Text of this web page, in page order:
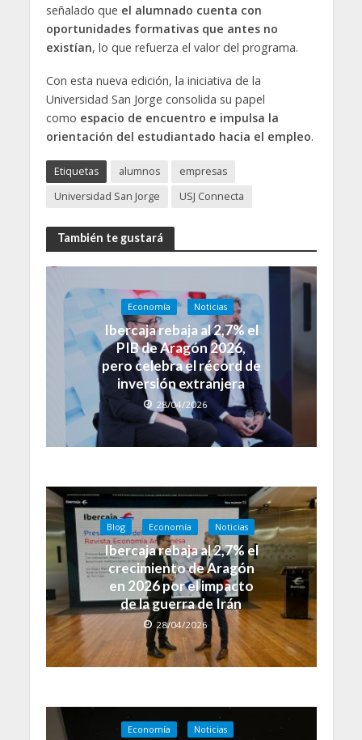
señalado que el alumnado cuenta con
oportunidades formativas que antes no
existían, lo que refuerza el valor del programa.
Con esta nueva edición, la iniciativa de la
Universidad San Jorge consolida su papel
como espacio de encuentro e impulsa la
orientación del estudiantado hacia el empleo.
Etiquetas alumnos
empresas
Universidad San Jorge
USJ Connecta
También te gustará
Economía Noticias
Ibercaja rebaja al 2,7% el
PIB de Aragón 2026,
pero celebra el récord de
inversión extranjera
28/04/2026
Blog Economía Noticias
Ibercaja rebaja al 2,7% el
crecimiento de Aragón
en 2026 por el impacto
de la guerra de Irán
28/04/2026
Economía Noticias